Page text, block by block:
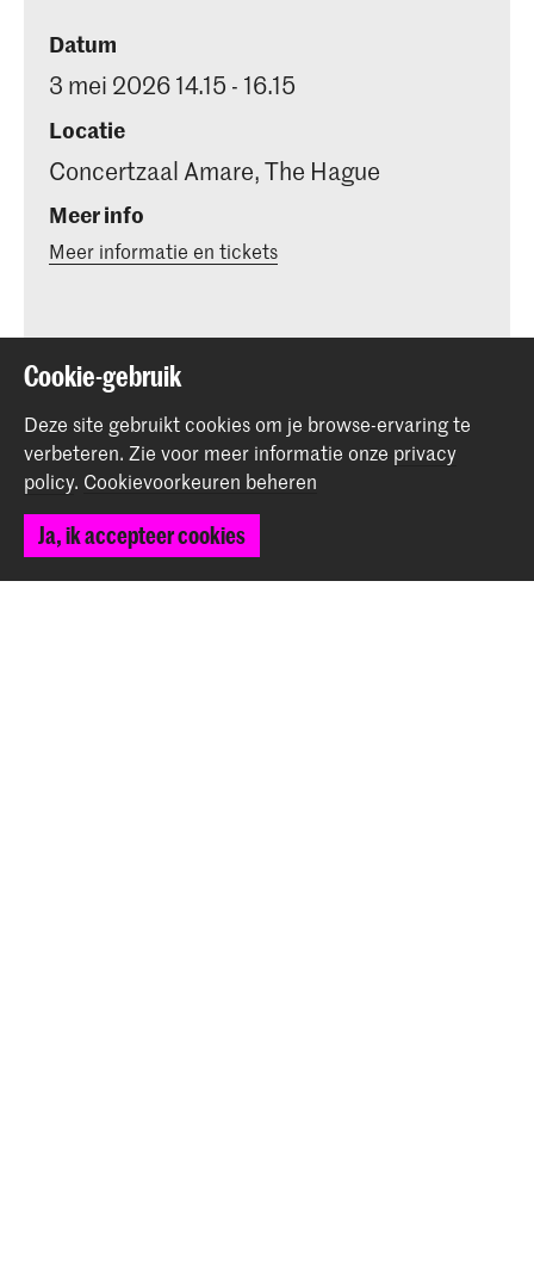
Datum
3 mei 2026 14.15 - 16.15
Locatie
Concertzaal Amare, The Hague
Meer info
Meer informatie en tickets
Deel dit item
Contact
Cookie-gebruik
Deze site gebruikt cookies om je browse-ervaring te
verbeteren. Zie voor meer informatie onze privacy
policy. Cookievoorkeuren beheren
Ja, ik accepteer cookies